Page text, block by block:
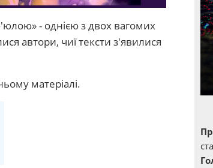
- однією з двох вагомих
автори, чиї тексти з'явилися
матеріалі.